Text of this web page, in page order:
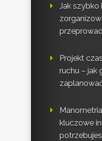
Jak szybko
Projekt
ruchu – jak
kluczowe